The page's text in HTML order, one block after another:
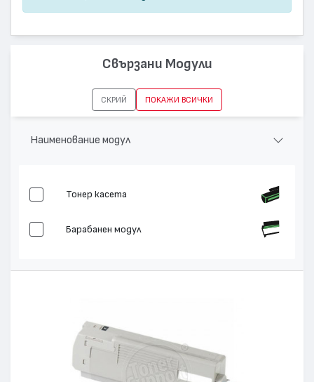
Свързани Модули
СКРИЙ ПОКАЖИ ВСИЧКИ
Наименование модул
Тонер касета
Барабанен модул